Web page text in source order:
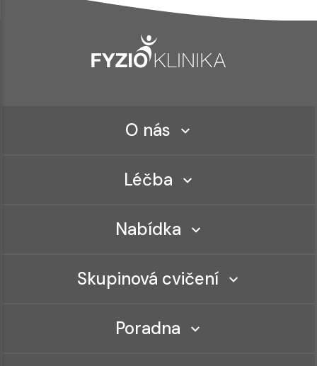
O nás
Léčba
Nabídka
Skupinová cvičení
Poradna